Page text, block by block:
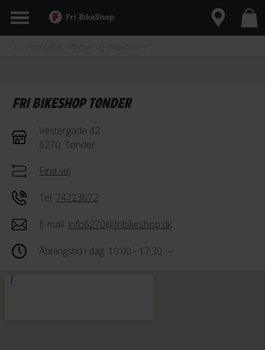
FRI BIKESHOP TØNDER
Vestergade 42
6270, Tønder
Find vej
Tel: 74723672
E-mail: info6270@fribikeshop.dk
Åbningstid i dag: 10:00 - 17:30